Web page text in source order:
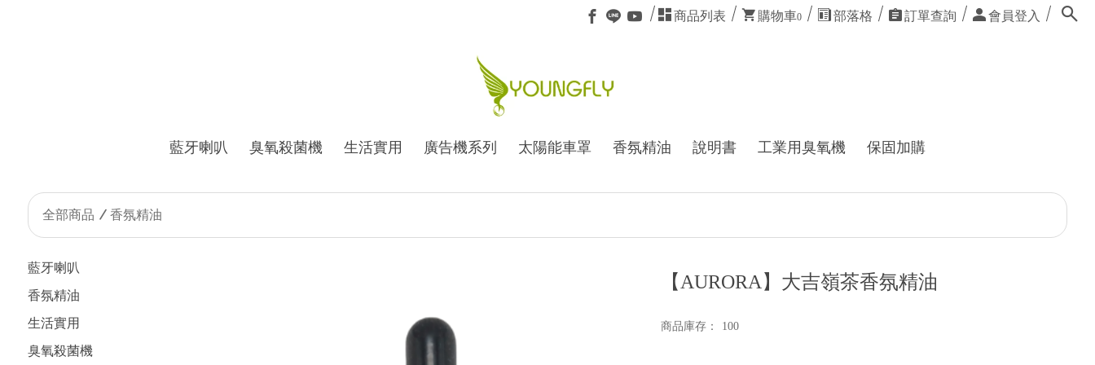
商品列表 購物車0 部落格 訂單查詢 會員登入
藍牙喇叭 臭氧殺菌機 生活實用 廣告機系列 太陽能車罩 香氛精油 說明書 工業用臭氧機 保固加購
全部商品 香氛精油
藍牙喇叭
香氛精油
生活實用
臭氧殺菌機
【AURORA】大吉嶺茶香氛精油
商品庫存： 100